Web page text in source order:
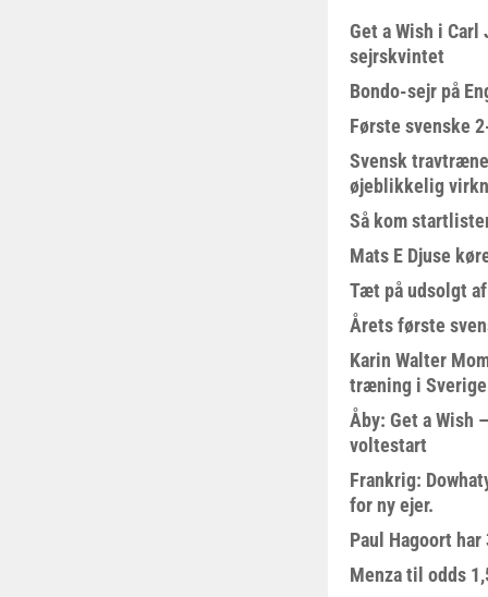
Get a Wish i Carl
sejrskvintet
Bondo-sejr på
Første svenske
Svensk
øjeblikkelig
Så kom
Mats E Djuse
Tæt på udsolgt
Årets første
Karin Walter
træning i Sverige
Åby: Get a Wish
voltestart
Frankrig:
for ny ejer.
Paul Hagoort
Menza til odds